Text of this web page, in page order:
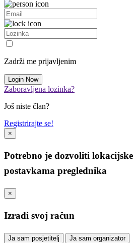
Zadrži me prijavljenim
Zaboravljena lozinka?
Još niste član?
Registrirajte se!
×
Potrebno je dozvoliti lokacijske
postavkama preglednika
×
Izradi svoj račun
Ja sam posjetitelj Ja sam organizator